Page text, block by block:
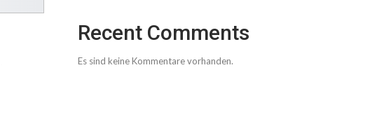
Recent Comments
Es sind keine Kommentare vorhanden.